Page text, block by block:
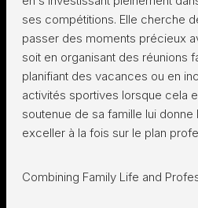
ses compétitions. Elle cherche
passer des moments précieux
soit en organisant des réunions
planifiant des vacances ou en
activités sportives lorsque cela
soutenue de sa famille lui
exceller à la fois sur le plan
Combining Family Life and